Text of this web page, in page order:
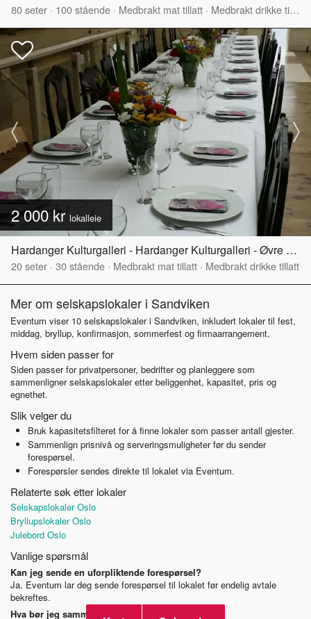
80seter · 100stående · Medbrakt mat tillatt · Medbrakt drikke tillatt
2 000 kr lokalleie
Hardanger Kulturgalleri - Hardanger Kulturgalleri - Øvre del
20seter · 30stående · Medbrakt mat tillatt · Medbrakt drikke tillatt
Mer om selskapslokaler i Sandviken
Eventum viser 10 selskapslokaler i Sandviken, inkludert lokaler til fest,
middag, bryllup, konfirmasjon, sommerfest og firmaarrangement.
Hvem siden passer for
Siden passer for privatpersoner, bedrifter og planleggere som
sammenligner selskapslokaler etter beliggenhet, kapasitet, pris og
egnethet.
Slik velger du
Bruk kapasitetsfilteret for å finne lokaler som passer antall gjester.
Sammenlign prisnivå og serveringsmuligheter før du sender
forespørsel.
Forespørsler sendes direkte til lokalet via Eventum.
Relaterte søk etter lokaler
Selskapslokaler Oslo
Bryllupslokaler Oslo
Julebord Oslo
Vanlige spørsmål
Kan jeg sende en uforpliktende forespørsel?
Ja. Eventum lar deg sende forespørsel til lokalet før endelig avtale
bekreftes.
Hva bør jeg sammenligne før jeg velger lokale?